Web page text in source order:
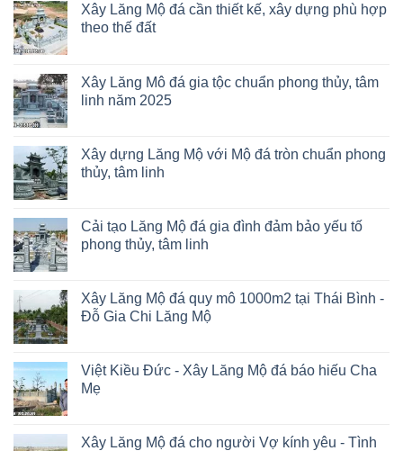
Xây Lăng Mộ đá cần thiết kế, xây dựng phù hợp
theo thế đất
Xây Lăng Mô đá gia tộc chuẩn phong thủy, tâm
linh năm 2025
Xây dựng Lăng Mộ với Mộ đá tròn chuẩn phong
thủy, tâm linh
Cải tạo Lăng Mộ đá gia đình đảm bảo yếu tố
phong thủy, tâm linh
Xây Lăng Mộ đá quy mô 1000m2 tại Thái Bình -
Đỗ Gia Chi Lăng Mộ
Việt Kiều Đức - Xây Lăng Mộ đá báo hiếu Cha
Mẹ
Xây Lăng Mộ đá cho người Vợ kính yêu - Tình